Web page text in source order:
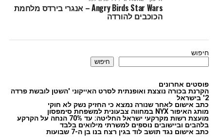
Angry Birds Star Wars – אנגרי בירדס מלחמת
הכוכבים להורדה
חיפוש
חיפוש
פוסטים אחרונים
הקרנת בכורה נוצצת ואופנתית לסרט האייקוני 'השטן לובשת פרדה
2' בישראל
כתב אישום לאחר שנורה נמצא כי החזיק נשק לא חוקי
מותג האיפור NYX במחווה צבעונית למשפחת סימפסון
מועצת רשות מקרקעי ישראל החליטה: עד 70% הנחה על הקרקע
בלהבים וביישובים נוספים למשרתי מילואים בלבד
כתב אישום נגד תושב לוד בגין רצח בנו בן ה-7 שבועות